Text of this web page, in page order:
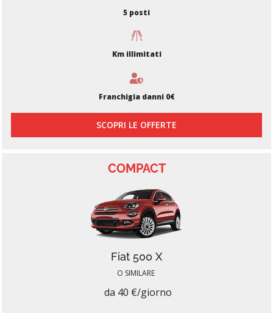
5 posti
Km illimitati
Franchigia danni 0€
SCOPRI LE OFFERTE
COMPACT
Fiat 500 X
O SIMILARE
da 40 €/giorno